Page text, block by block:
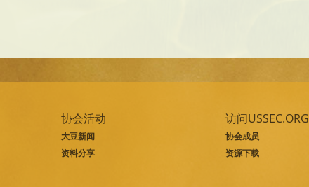
协会活动
大豆新闻
资料分享
访问USSEC.ORG
协会成员
资源下载